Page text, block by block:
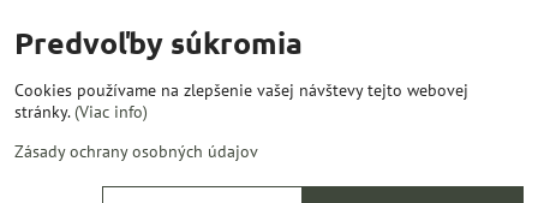
Predvoľby súkromia
Cookies používame na zlepšenie vašej návštevy tejto webovej
stránky.(Viac info)
Zásady ochrany osobných údajov